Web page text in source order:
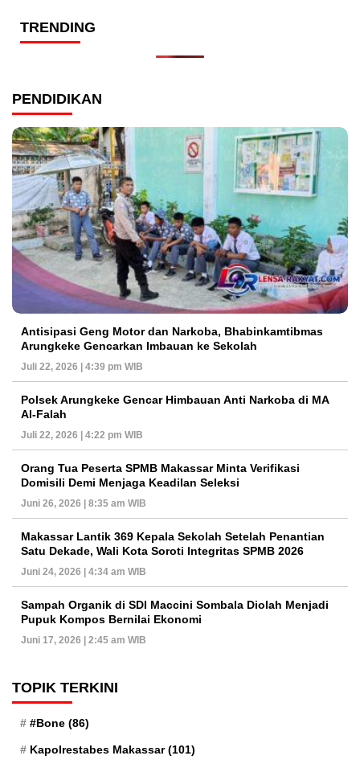
TRENDING
PENDIDIKAN
Antisipasi Geng Motor dan Narkoba, Bhabinkamtibmas
Arungkeke Gencarkan Imbauan ke Sekolah
Juli 22, 2026 | 4:39 pm WIB
Polsek Arungkeke Gencar Himbauan Anti Narkoba di MA
Al-Falah
Juli 22, 2026 | 4:22 pm WIB
Orang Tua Peserta SPMB Makassar Minta Verifikasi
Domisili Demi Menjaga Keadilan Seleksi
Juni 26, 2026 | 8:35 am WIB
Makassar Lantik 369 Kepala Sekolah Setelah Penantian
Satu Dekade, Wali Kota Soroti Integritas SPMB 2026
Juni 24, 2026 | 4:34 am WIB
Sampah Organik di SDI Maccini Sombala Diolah Menjadi
Pupuk Kompos Bernilai Ekonomi
Juni 17, 2026 | 2:45 am WIB
TOPIK TERKINI
#Bone (86)
Kapolrestabes Makassar(101)